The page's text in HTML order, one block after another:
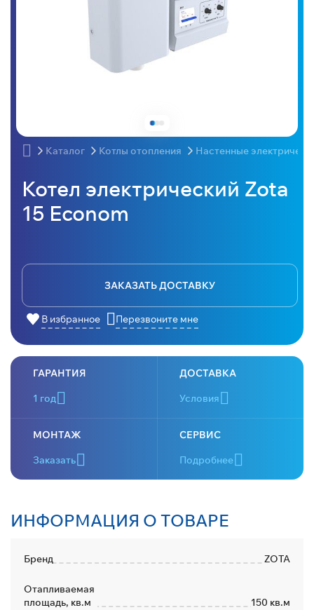
Каталог Котлы отопления Настенные
Котел электрический Zota
15 Econom
ЗАКАЗАТЬ ДОСТАВКУ
В избранное Перезвоните мне
ГАРАНТИЯ
1 год
ДОСТАВКА
Условия
МОНТАЖ
Заказать
СЕРВИС
Подробнее
ИНФОРМАЦИЯ О ТОВАРЕ
Бренд ZOTA
Отапливаемая
площадь, кв.м
150 кв.м